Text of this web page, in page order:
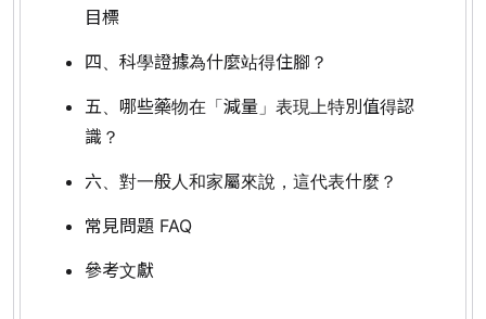
目標
四、科學證據為什麼站得住腳？
五、哪些藥物在「減量」表現上特別值得認
識？
六、對一般人和家屬來說，這代表什麼？
常見問題 FAQ
參考文獻